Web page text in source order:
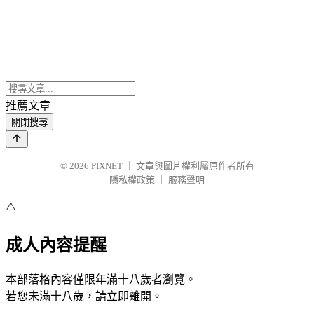
推薦文章
關閉搜尋
© 2026 PIXNET
文章與圖片權利屬原作者所有
隱私權政策
服務聲明
⚠️
成人內容提醒
本部落格內容僅限年滿十八歲者瀏覽。
若您未滿十八歲，請立即離開。